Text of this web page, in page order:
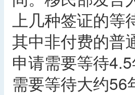
上几种签证的等
其中非付费的普
申请需要等待
需要等待大约56